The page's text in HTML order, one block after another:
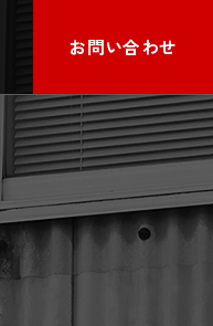
お問い合わせ